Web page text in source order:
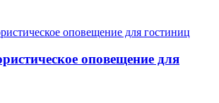
оповещение для